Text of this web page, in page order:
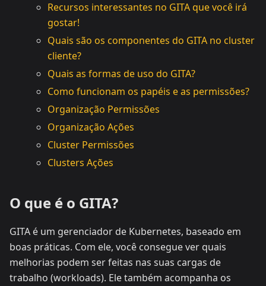
Recursos interessantes no GITA que você irá
gostar!
Quais são os componentes do GITA no cluster
cliente?
Quais as formas de uso do GITA?
Como funcionam os papéis e as permissões?
Organização Permissões
Organização Ações
Cluster Permissões
Clusters Ações
O que é o GITA?
GITA é um gerenciador de Kubernetes, baseado em
boas práticas. Com ele, você consegue ver quais
melhorias podem ser feitas nas suas cargas de
trabalho (workloads). Ele também acompanha os